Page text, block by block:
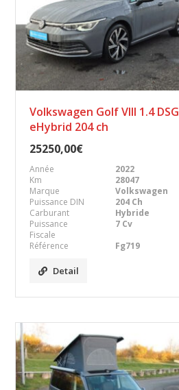
Volkswagen Golf VIII 1.4 DSG
eHybrid 204 ch
25250,00€
Année
2022
Km
28047
Marque
Volkswagen
Puissance DIN
204 Ch
Carburant
Hybride
Puissance
Fiscale
7 Cv
Référence
Fg719
Detail